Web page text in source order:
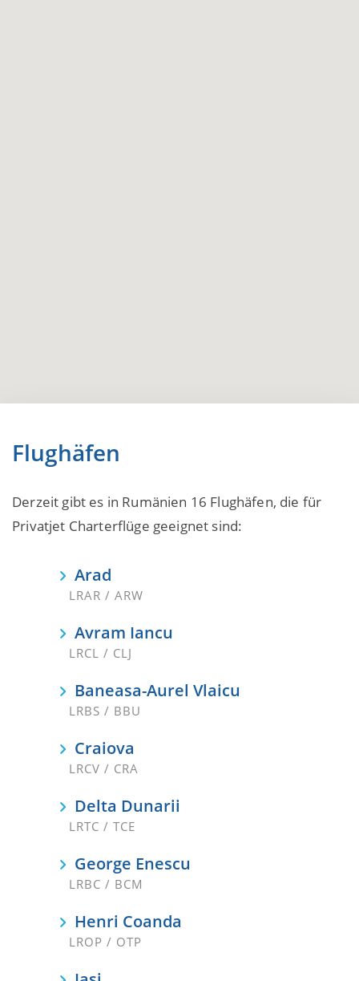
Flughäfen
Derzeit gibt es in Rumänien 16 Flughäfen, die für
Privatjet Charterflüge geeignet sind:
Arad
LRAR / ARW
Avram Iancu
LRCL / CLJ
Baneasa-Aurel Vlaicu
LRBS / BBU
Craiova
LRCV / CRA
Delta Dunarii
LRTC / TCE
George Enescu
LRBC / BCM
Henri Coanda
LROP / OTP